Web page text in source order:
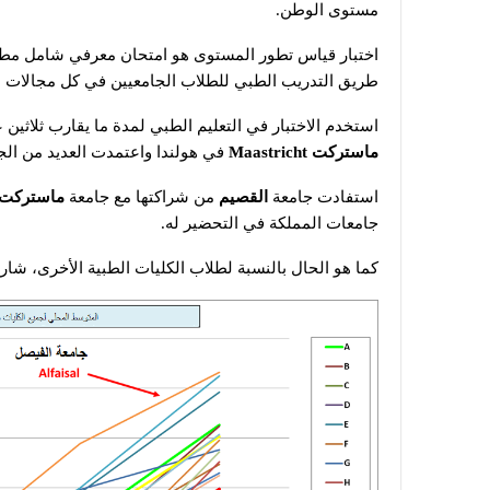
مستوى الوطن.
اختبار قياس تطور المستوى هو امتحان معرفي شامل
طريق التدريب الطبي للطلاب الجامعيين في كل
استخدم الاختبار في التعليم الطبي لمدة ما يقارب
ماستركت Maastricht في هولندا واعتمدت العديد من
استفادت جامعة القصيم من شراكتها مع جامعة
جامعات المملكة في التحضير له.
كما هو الحال بالنسبة لطلاب الكليات الطبية الأخرى،